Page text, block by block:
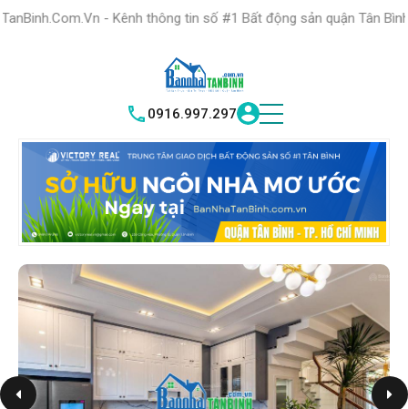
- Kênh thông tin số #1 Bất động sản quận Tân Bình "Nơi bạn
0916.997.297
HỆ THỐNG TRUNG
TÂM GIAO DỊCH BĐS TỐT NHẤT QUẬN
TÂN BÌNHVICTORY REAL TÌM HIỂU NGAY